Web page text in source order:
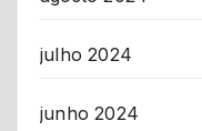
julho 2024
junho 2024